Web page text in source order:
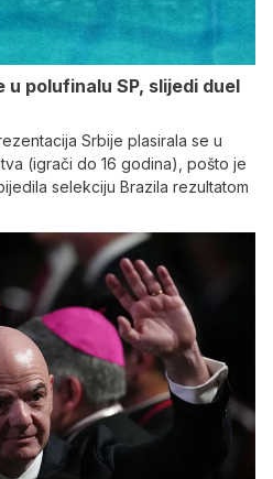
polufinalu SP, slijedi duel
Srbije plasirala se u
(igrači do 16 godina), pošto je
selekciju Brazila rezultatom